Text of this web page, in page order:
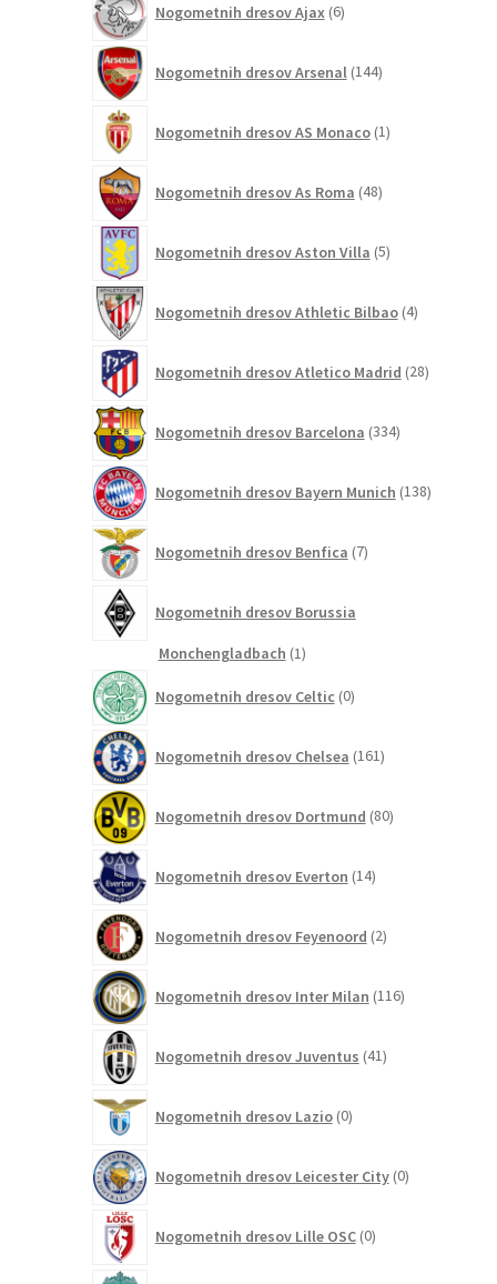
Nogometnih dresov Ajax 6izdelkov
Nogometnih dresov Arsenal 144izdelkov
Nogometnih dresov AS Monaco 1izdelek
Nogometnih dresov As Roma 48izdelkov
Nogometnih dresov Aston Villa 5izdelkov
Nogometnih dresov Athletic Bilbao 4izdelki
Nogometnih dresov Atletico Madrid 28izdelkov
Nogometnih dresov Barcelona 334izdelkov
Nogometnih dresov Bayern Munich 138izdelkov
Nogometnih dresov Benfica 7izdelkov
Nogometnih dresov Borussia
Monchengladbach 11
Nogometnih dresov Celtic 0izdelkov
Nogometnih dresov Chelsea 161izdelkov
Nogometnih dresov Dortmund 80izdelkov
Nogometnih dresov Everton 14izdelkov
Nogometnih dresov Feyenoord 2izdelka
Nogometnih dresov Inter Milan 116izdelkov
Nogometnih dresov Juventus 41izdelkov
Nogometnih dresov Lazio 0izdelkov
Nogometnih dresov Leicester City 0izdelkov
Nogometnih dresov Lille OSC 0izdelkov